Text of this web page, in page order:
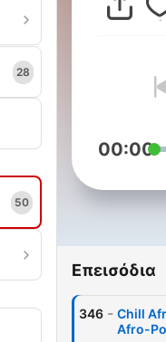
28
50
00:00
Επεισόδια
346 - Chill
Afro-